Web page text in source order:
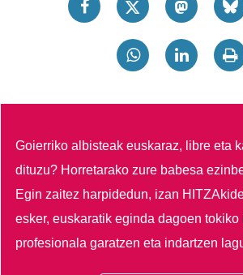
Goierriko albisteak euskaraz, libre eta
dituzu? Horretarako zure babesa
Egin zaitez harpidedun, izan
esker, euskaratik eginda dagoen tokiko
profesionala garatzen eta indartzen